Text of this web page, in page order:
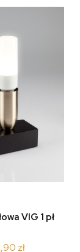
VIG 1 pł
zł